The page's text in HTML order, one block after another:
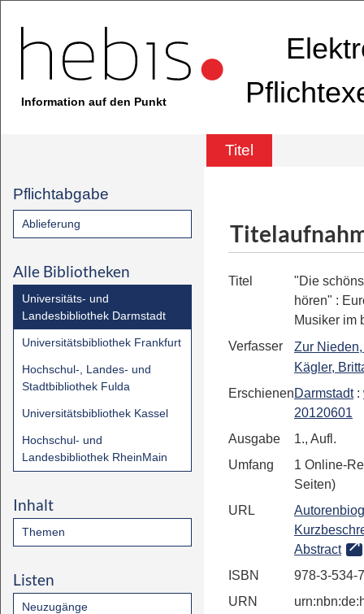
Information auf den Punkt
Titel
Pflichtabgabe
Ablieferung
Alle Bibliotheken
Universitäts- und
Landesbibliothek Darmstadt
Universitätsbibliothek Frankfurt
Hochschul-, Landes- und
Stadtbibliothek Fulda
Universitätsbibliothek Kassel
Hochschul- und
Landesbibliothek RheinMain
Inhalt
Themen
Listen
Neuzugänge
Titel
"Die
hören" :
Musiker im
Verfasser
Zur
Kägler,
ErschienenDarmstadt:
20120601
Ausgabe
1., Aufl.
Umfang
1 Online-
Seiten)
URL
Abstract
ISBN
978-3-534-
URN